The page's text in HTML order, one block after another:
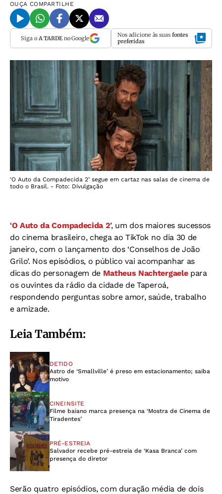
OUÇA COMPARTILHE
Siga o A TARDEno Google Nos adicione às suas fontes
preferidas
‘O Auto da Compadecida 2’ segue em cartaz nas salas de cinema de
todo o Brasil. - Foto: Divulgação
‘O Auto da Compadecida 2’, um dos maiores sucessos
do cinema brasileiro, chega ao TikTok no dia 30 de
janeiro, com o lançamento dos ‘Conselhos de João
Grilo’. Nos episódios, o público vai acompanhar as
dicas do personagem de Matheus Nachtergaelepara
os ouvintes da rádio da cidade de Taperoá,
respondendo perguntas sobre amor, saúde, trabalho
e amizade.
Leia Também:
DETIDO
Astro de ‘Smallville’ é preso em estacionamento; saiba
motivo
CINEINSITE
Filme baiano marca presença na ‘Mostra de Cinema de
Tiradentes’
PRÉ-ESTREIA
Salvador recebe pré-estreia de ‘Kasa Branca’ com
presença do diretor
Serão quatro episódios, com duração média de dois